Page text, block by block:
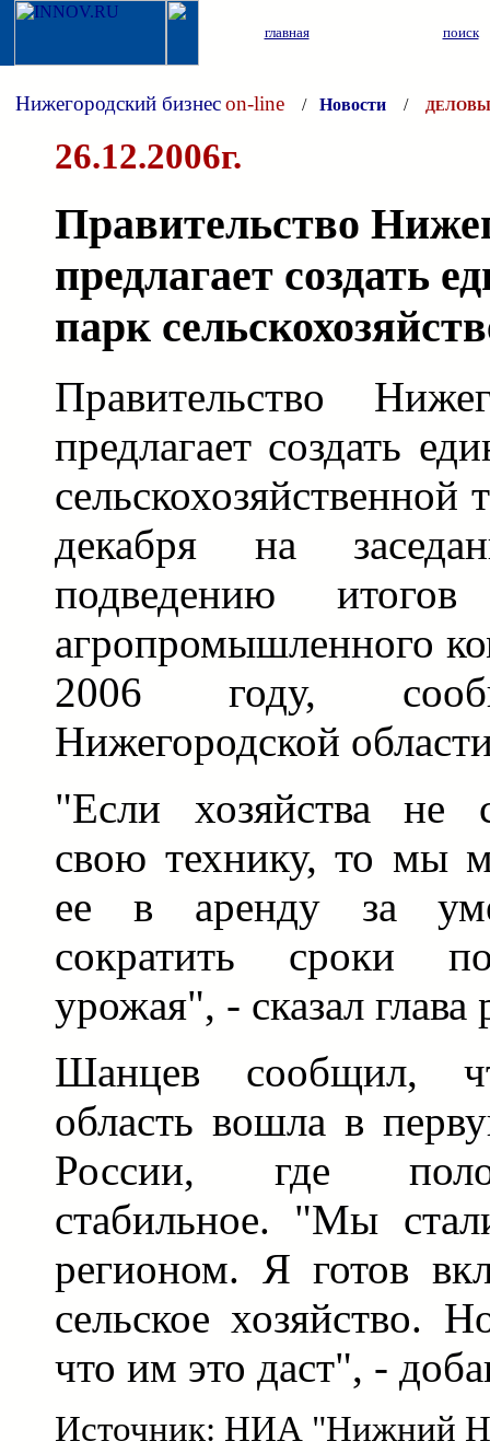
главная поиск
Нижегородский бизнесon-line / Новости /
26.12.2006г.
Правительство
предлагает создать
парк
Правительство
предлагает создать
декабря на
подведению
агропромышленного
2006 году,
Нижегородской
"Если хозяйства не
свою технику, то мы
ее в аренду за
сократить сроки
урожая", - сказал глава
Шанцев сообщил,
область вошла в
России, где
стабильное. "Мы
регионом. Я готов
сельское хозяйство.
что им это даст", -
Источник: НИА "Нижний